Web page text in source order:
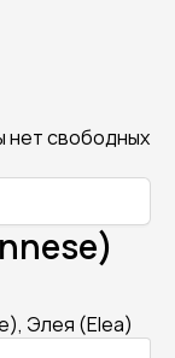
нет свободных
Элея (Elea)